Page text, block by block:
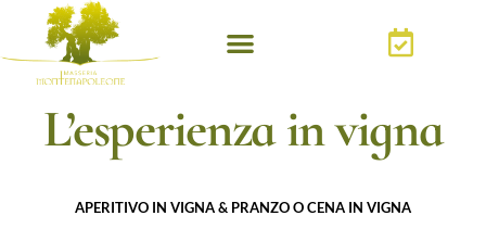
L’esperienza in vigna
APERITIVO IN VIGNA & PRANZO O CENA IN VIGNA